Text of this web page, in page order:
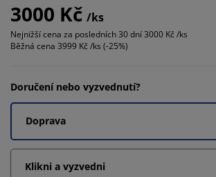
3000 Kč /ks
Nejnižší cena za posledních 30 dní3000 Kč /ks
Běžná cena 3999 Kč /ks (-25%)
Doručení nebo vyzvednutí?
Doprava
Klikni a vyzvedni